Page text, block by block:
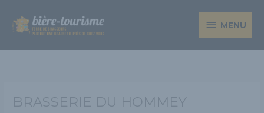
contenu
MENU
MENU
BRASSERIE DU HOMMEY